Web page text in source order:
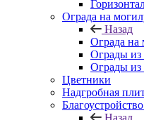
Ограда на
Назад
Ограда на
Ограды из
Ограды из
Цветники
Надгробная
Благоустройство
Назад